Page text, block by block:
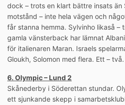
dock – trots en klart bättre insats än
motstånd – inte hela vägen och
får stanna hemma. Sylvinho likaså –
gamla vänsterback har lämnat
för italienaren Maran. Israels
Gloukh, Solomon med flera. Ett – två.
6. Olympic – Lund 2
Skånederby i Söderettan stundar.
ett sjunkande skepp i